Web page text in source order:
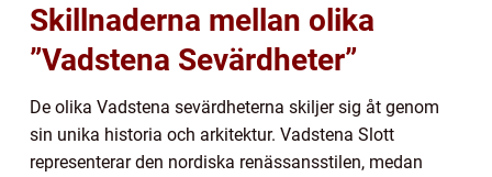
Skillnaderna mellan olika
”Vadstena Sevärdheter”
De olika Vadstena sevärdheterna skiljer sig åt genom
sin unika historia och arkitektur. Vadstena Slott
representerar den nordiska renässansstilen, medan